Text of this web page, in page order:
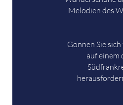
Melodien des
Gönnen Sie
auf einem